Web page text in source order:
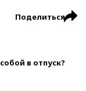
Поделиться
в отпуск?